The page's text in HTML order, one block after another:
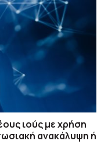
ιούς με χρήση
ανακάλυψη ή